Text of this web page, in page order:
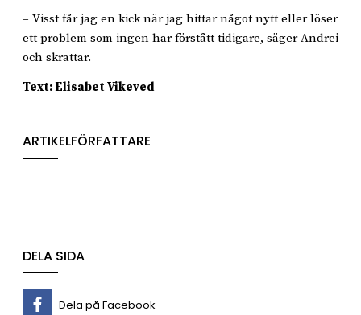
– Visst får jag en kick när jag hittar något nytt eller löser
ett problem som ingen har förstått tidigare, säger Andrei
och skrattar.
Text: Elisabet Vikeved
ARTIKELFÖRFATTARE
DELA SIDA
Dela på Facebook